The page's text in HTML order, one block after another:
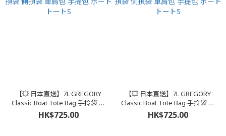
【💥 日本直送】7L GREGORY
Classic Boat Tote Bag 手拎袋 斜
孭袋 側孭袋 單肩包 手提包 ボート
トートS
HK$725.00
【💥 日本直送】7L GREGORY
Classic Boat Tote Bag 手拎袋 斜
孭袋 側孭袋 單肩包 手提包 ボート
トートS
HK$725.00